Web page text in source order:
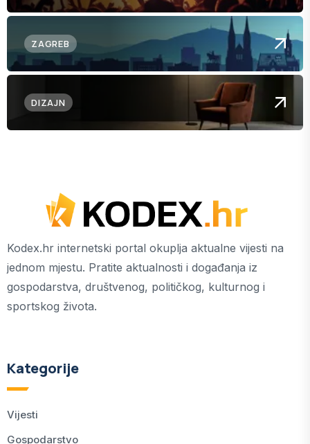
ZAGREB
DIZAJN
Kodex.hr internetski portal okuplja aktualne vijesti na
jednom mjestu. Pratite aktualnosti i događanja iz
gospodarstva, društvenog, političkog, kulturnog i
sportskog života.
Kategorije
Vijesti
Gospodarstvo